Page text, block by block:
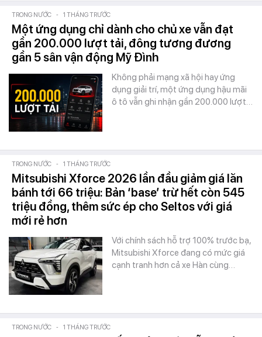
TRONG NƯỚC - 1 THÁNG TRƯỚC
Một ứng dụng chỉ dành cho chủ xe vẫn đạt
gần 200.000 lượt tải, đông tương đương
gần 5 sân vận động Mỹ Đình
Không phải mạng xã hội hay ứng
dụng giải trí, một ứng dụng hậu mãi
ô tô vẫn ghi nhận gần 200.000 lượt…
TRONG NƯỚC - 1 THÁNG TRƯỚC
Mitsubishi Xforce 2026 lần đầu giảm giá lăn
bánh tới 66 triệu: Bản ‘base’ trừ hết còn 545
triệu đồng, thêm sức ép cho Seltos với giá
mới rẻ hơn
Với chính sách hỗ trợ 100% trước bạ,
Mitsubishi Xforce đang có mức giá
cạnh tranh hơn cả xe Hàn cùng…
TRONG NƯỚC - 1 THÁNG TRƯỚC